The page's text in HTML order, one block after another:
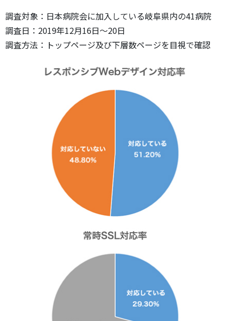
調査対象：日本病院会に加入している岐阜県内の41病院
調査日：2019年12月16日～20日
調査方法：トップページ及び下層数ページを目視で確認